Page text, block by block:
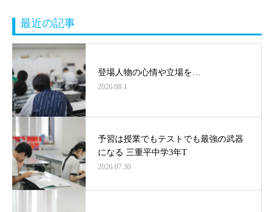
最近の記事
登場人物の心情や立場を…
2026.08.1
予習は授業でもテストでも最強の武器
になる 三重平中学3年T
2026.07.30